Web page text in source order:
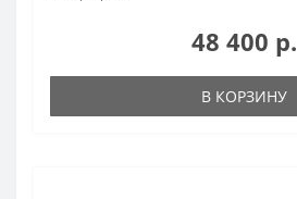
48 400 р.
В КОРЗИНУ